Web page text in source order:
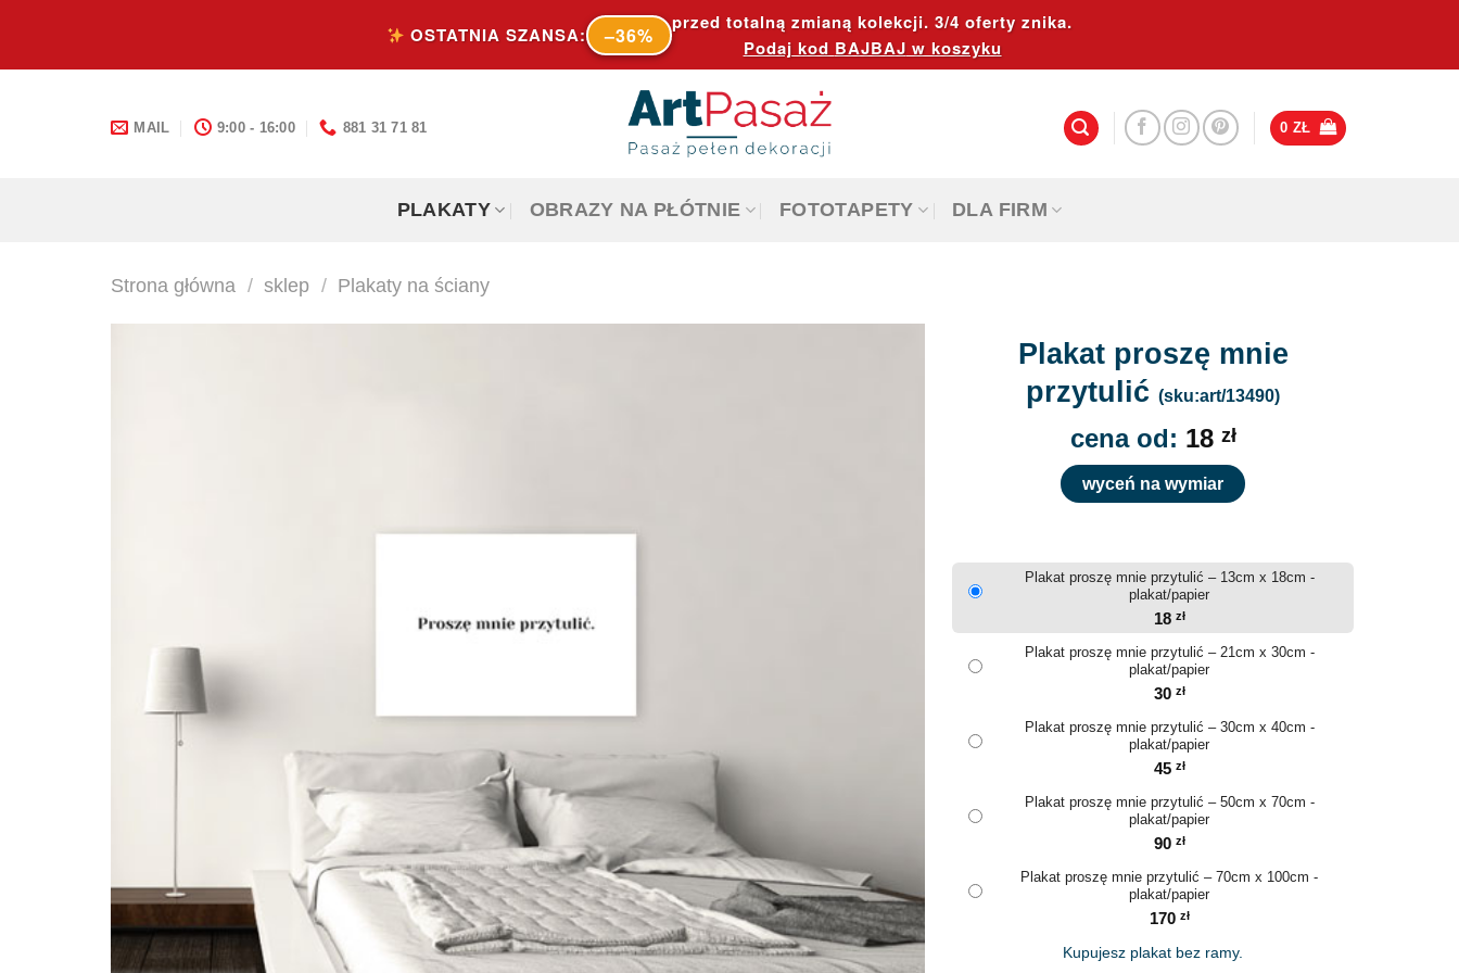
content
OSTATNIA SZANSA: –36%
przed totalną zmianą kolekcji. 3/4 oferty znika.
Podaj kod BAJBAJ w koszyku
MAIL 9:00 - 16:00 881 31 71 81 0 ZŁ
PLAKATY OBRAZY NA PŁÓTNIE FOTOTAPETY DLA FIRM
Strona główna / sklep / Plakaty na ściany
Plakat proszę mnie
przytulić (sku:art/13490)
cena od: 18 zł
wyceń na wymiar
Plakat proszę mnie przytulić – 13cm x 18cm -
plakat/papier
18 zł
Plakat proszę mnie przytulić – 21cm x 30cm -
plakat/papier
30 zł
Plakat proszę mnie przytulić – 30cm x 40cm -
plakat/papier
45 zł
Plakat proszę mnie przytulić – 50cm x 70cm -
plakat/papier
90 zł
Plakat proszę mnie przytulić – 70cm x 100cm -
plakat/papier
170 zł
Kupujesz plakat bez ramy.